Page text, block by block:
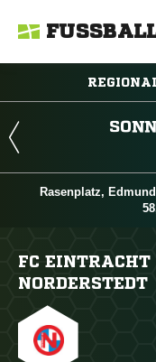
Rasenplatz,
FC EINTRACHT
NORDERSTEDT